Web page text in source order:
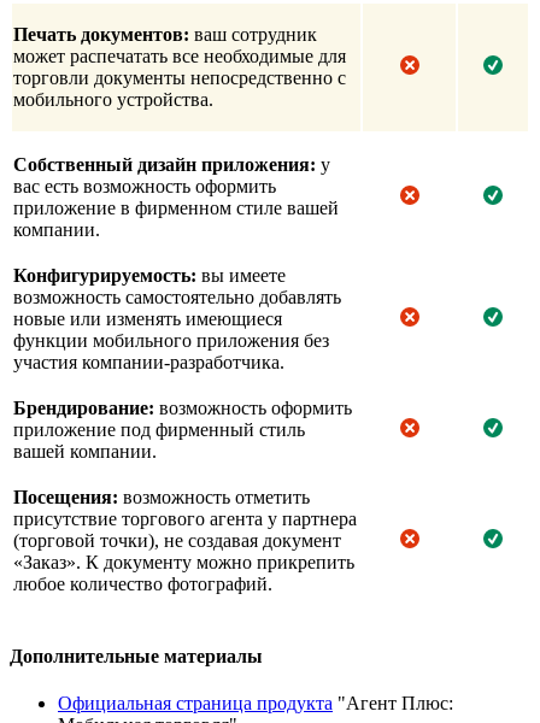
Печать документов: ваш сотрудник
может распечатать все необходимые для
торговли документы непосредственно с
мобильного устройства.
Собственный дизайн приложения: у
вас есть возможность оформить
приложение в фирменном стиле вашей
компании.
Конфигурируемость: вы имеете
возможность самостоятельно добавлять
новые или изменять имеющиеся
функции мобильного приложения без
участия компании-разработчика.
Брендирование: возможность оформить
приложение под фирменный стиль
вашей компании.
Посещения: возможность отметить
присутствие торгового агента у партнера
(торговой точки), не создавая документ
«Заказ». К документу можно прикрепить
любое количество фотографий.
Дополнительные материалы
Официальная страница продукта "Агент Плюс: